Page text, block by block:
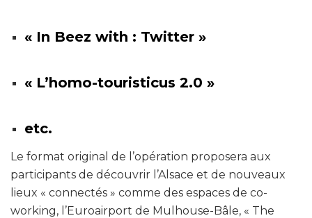
« In Beez with : Twitter »
« L’homo-touristicus 2.0 »
etc.
Le format original de l’opération proposera aux
participants de découvrir l’Alsace et de nouveaux
lieux « connectés » comme des espaces de co-
working, l’Euroairport de Mulhouse-Bâle, « The